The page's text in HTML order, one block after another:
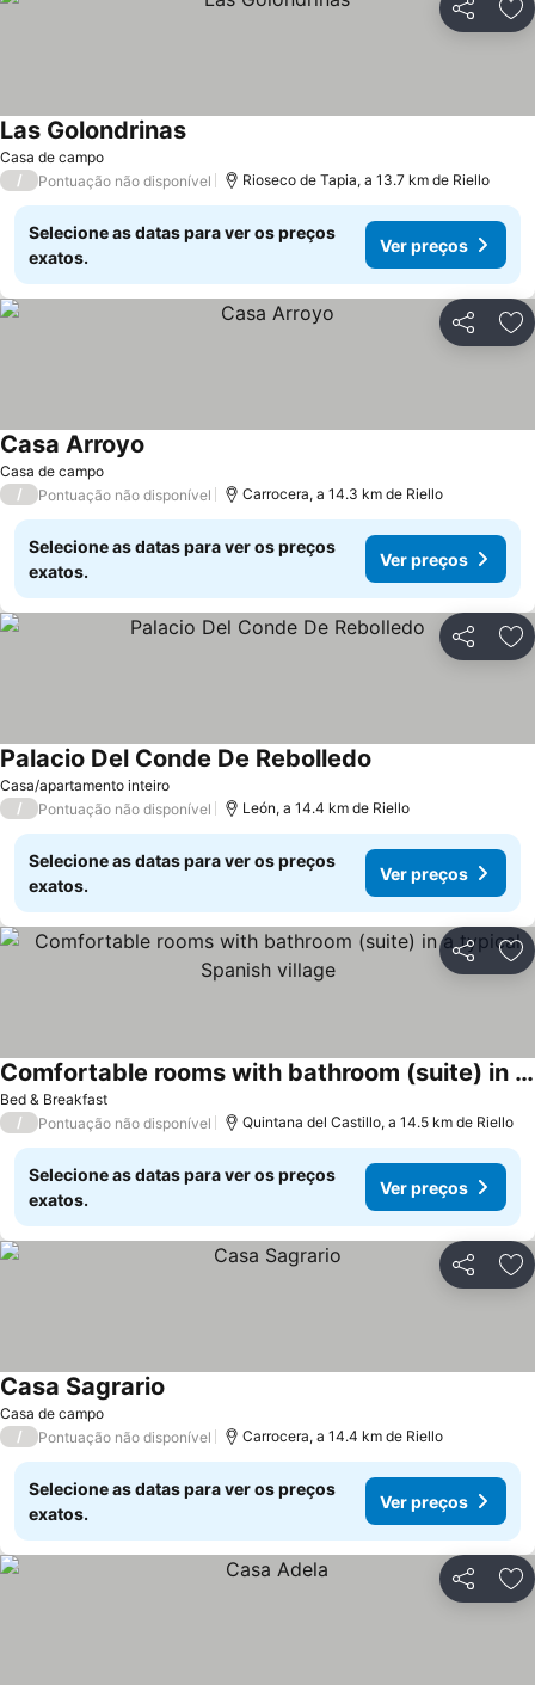
Partilhar
Casa de campo
Las GolondrinasVer preços
/ Pontuação não disponível Rioseco de Tapia, a 13.7 km de Riello
Selecione as datas para ver os preços
exatos.
Ver preços
Partilhar
Casa de campo
Casa Arroyo
/ Pontuação não disponível Carrocera, a 14.3 km de Riello
Selecione as datas para ver os preços
exatos.
Ver preços
Partilhar
Casa/apartamento inteiro
Palacio Del Conde De Rebolledo
/ Pontuação não disponível León, a 14.4 km de Riello
Selecione as datas para ver os preços
exatos.
Ver preços
Partilhar
Bed & Breakfast
Comfortable rooms with bathroom (suite) in a typical Spanish village
Ver preços
/ Pontuação não disponível Quintana del Castillo, a 14.5 km de Riello
Selecione as datas para ver os preços
exatos.
Ver preços
Partilhar
Casa de campo
Casa Sagrario
/ Pontuação não disponível Carrocera, a 14.4 km de Riello
Selecione as datas para ver os preços
exatos.
Ver preços
Partilhar